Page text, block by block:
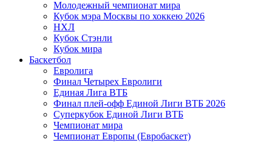
Молодежный чемпионат мира
Кубок мэра Москвы по хоккею 2026
НХЛ
Кубок Стэнли
Кубок мира
Баскетбол
Евролига
Финал Четырех Евролиги
Единая Лига ВТБ
Финал плей-офф Единой Лиги ВТБ 2026
Суперкубок Единой Лиги ВТБ
Чемпионат мира
Чемпионат Европы (Евробаскет)